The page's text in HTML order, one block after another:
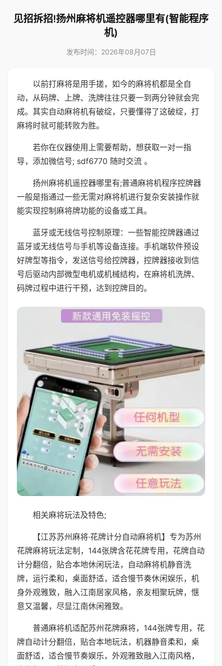
见招拆招!扬州麻将机遥控器哪里有(智能程序
机)
发布时间：2026年08月07日
以前打麻将是用手搓，如今的麻将机都是全自
动，从码牌、上牌、洗牌往往只要一到两分钟就会完
成。其实自动麻将机有破绽，只要懂得了这破绽，打
麻将时就可能转败为胜。
若你在仪器使用上需要帮助，想获取一对一指
导，添加微信号; sdf6770 随时交流 。
扬州麻将机遥控器哪里有;普通麻将机程序控牌器
一般是指通过一些无需对麻将机进行复杂安装操作就
能实现控制麻将牌功能的设备或工具。
蓝牙或无线信号控制原理：一些智能控牌器通过
蓝牙或无线信号与手机等设备连接。手机端软件预设
好牌型等指令，发送信号给控牌器，控牌器接收到信
号后驱动内部微型电机或机械结构，在麻将机洗牌、
码牌过程中进行干预，达到控牌目的。
相关麻将玩法及特色;
【江苏苏州麻将·花牌计分自动麻将机】专为苏州
花牌麻将玩法定制，144张牌含花花牌专用，花牌自动
计分翻倍，贴合本地休闲玩法，自动麻将机静音洗
牌，运行柔和，桌面舒适，适合慢节奏休闲娱乐，机
身外观雅致，融入江南居家风格，亲友相聚玩牌，惬
意又温馨，尽显江南休闲雅致。
普通麻将机适配苏州花牌麻将，144张牌专用，花
牌自动计分翻倍，贴合本地玩法，机器静音柔和，桌
面舒适，适合慢节奏娱乐，外观雅致融入江南风格，